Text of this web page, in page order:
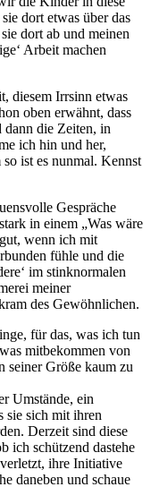
dort etwas über das
dort ab und meinen
Arbeit machen
diesem Irrsinn etwas
oben erwähnt, dass
dann die Zeiten, in
ich hin und her,
ist es nunmal. Kennst
Gespräche
in einem „Was wäre
wenn ich mit
fühle und die
im stinknormalen
meiner
des Gewöhnlichen.
für das, was ich tun
mitbekommen von
seiner Größe kaum zu
Umstände, ein
sie sich mit ihren
Derzeit sind diese
ich schützend dastehe
ihre Initiative
daneben und schaue